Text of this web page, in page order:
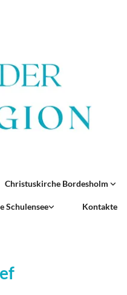
Christuskirche Bordesholm
Schulensee Kontakte